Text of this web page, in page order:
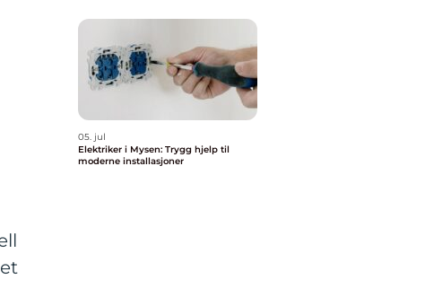
05. jul
Elektriker i Mysen: Trygg hjelp til
moderne installasjoner